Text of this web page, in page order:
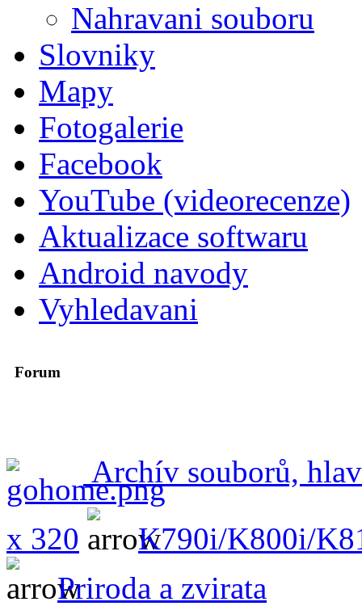
Nahravani souboru
Slovniky
Mapy
Fotogalerie
Facebook
YouTube (videorecenze)
Aktualizace softwaru
Android navody
Vyhledavani
Forum
Archív souborů,
x 320
K790i/K800i/
Priroda a zvirata